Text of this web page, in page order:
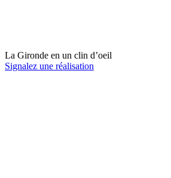
La Gironde en un clin d’oeil
Signalez une réalisation